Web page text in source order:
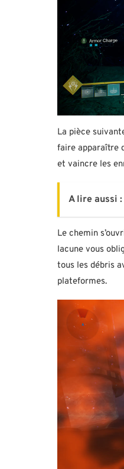
La pièce
faire apparaître
et vaincre les
A lire aussi :
Le chemin
lacune vous
tous les débris
plateformes.